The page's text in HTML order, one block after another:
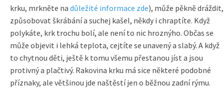
krku, mrkněte na důležité informace zde), může pěkně dráždit,
způsobovat škrábání a suchej kašel, někdy i chraptíte. Když
polykáte, krk trochu bolí, ale není to nic hroznýho. Občas se
může objevit i lehká teplota, cejtíte se unavený a slabý. A když
to chytnou děti, ještě k tomu všemu přestanou jíst a jsou
protivný a plačtivý. Rakovina krku má sice některé podobné
příznaky, ale většinou jde naštěstí jen o běžnou zadní rýmu.